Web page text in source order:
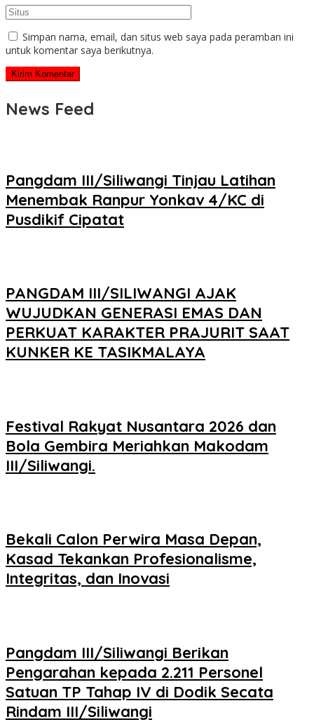
Simpan nama, email, dan situs web saya pada peramban ini
untuk komentar saya berikutnya.
News Feed
Pangdam III/Siliwangi Tinjau Latihan
Menembak Ranpur Yonkav 4/KC di
Pusdikif Cipatat
PANGDAM III/SILIWANGI AJAK
WUJUDKAN GENERASI EMAS DAN
PERKUAT KARAKTER PRAJURIT SAAT
KUNKER KE TASIKMALAYA
Festival Rakyat Nusantara 2026 dan
Bola Gembira Meriahkan Makodam
III/Siliwangi.
Bekali Calon Perwira Masa Depan,
Kasad Tekankan Profesionalisme,
Integritas, dan Inovasi
Pangdam III/Siliwangi Berikan
Pengarahan kepada 2.211 Personel
Satuan TP Tahap IV di Dodik Secata
Rindam III/Siliwangi